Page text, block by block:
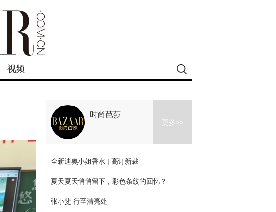
视频
时尚芭莎
更多>>
全新迪奥小姐香水 | 高订新裁
夏天夏天悄悄留下，彩色条纹的回忆？
张小斐 行至清亮处